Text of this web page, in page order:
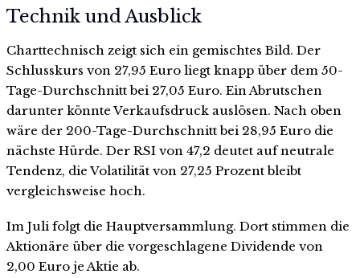
Technik und Ausblick
Charttechnisch zeigt sich ein gemischtes Bild. Der
Schlusskurs von 27,95 Euro liegt knapp über dem 50-
Tage-Durchschnitt bei 27,05 Euro. Ein Abrutschen
darunter könnte Verkaufsdruck auslösen. Nach oben
wäre der 200-Tage-Durchschnitt bei 28,95 Euro die
nächste Hürde. Der RSI von 47,2 deutet auf neutrale
Tendenz, die Volatilität von 27,25 Prozent bleibt
vergleichsweise hoch.
Im Juli folgt die Hauptversammlung. Dort stimmen die
Aktionäre über die vorgeschlagene Dividende von
2,00 Euro je Aktie ab.